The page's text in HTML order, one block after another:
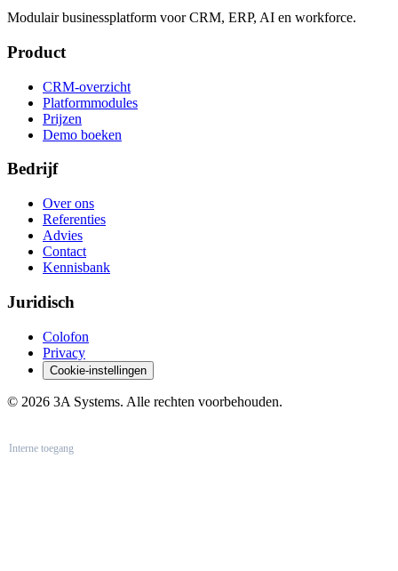
Modulair businessplatform voor CRM, ERP, AI en workforce.
Product
CRM-overzicht
Platformmodules
Prijzen
Demo boeken
Bedrijf
Over ons
Referenties
Advies
Contact
Kennisbank
Juridisch
Colofon
Privacy
Cookie-instellingen
© 2026 3A Systems. Alle rechten voorbehouden.
Interne toegang